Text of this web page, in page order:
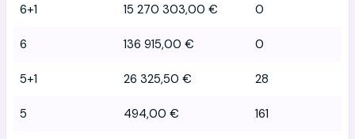
6+1 15 270 303,00 € 0
6 136 915,00 € 0
5+1 26 325,50 € 28
5 494,00 € 161